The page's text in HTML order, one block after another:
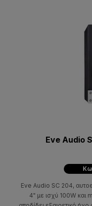
Eve Audio
Eve Audio SC 204,
4" με ισχύ 100W και